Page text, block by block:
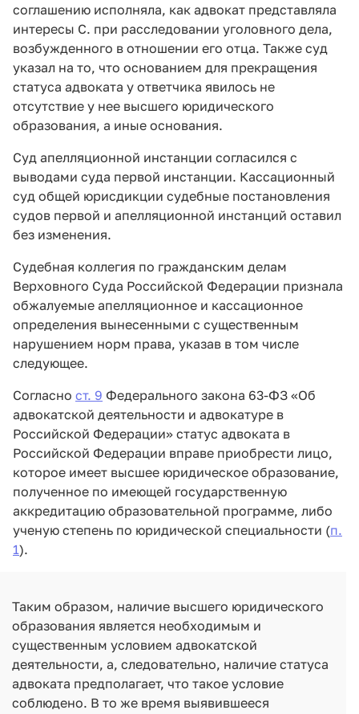
соглашению исполняла, как адвокат представляла
интересы С. при расследовании уголовного дела,
возбужденного в отношении его отца. Также суд
указал на то, что основанием для прекращения
статуса адвоката у ответчика явилось не
отсутствие у нее высшего юридического
образования, а иные основания.
Суд апелляционной инстанции согласился с
выводами суда первой инстанции. Кассационный
суд общей юрисдикции судебные постановления
судов первой и апелляционной инстанций оставил
без изменения.
Судебная коллегия по гражданским делам
Верховного Суда Российской Федерации признала
обжалуемые апелляционное и кассационное
определения вынесенными с существенным
нарушением норм права, указав в том числе
следующее.
Согласно ст. 9 Федерального закона 63-ФЗ «Об
адвокатской деятельности и адвокатуре в
Российской Федерации» статус адвоката в
Российской Федерации вправе приобрести лицо,
которое имеет высшее юридическое образование,
полученное по имеющей государственную
аккредитацию образовательной программе, либо
ученую степень по юридической специальности (п.
1).
Таким образом, наличие высшего юридического
образования является необходимым и
существенным условием адвокатской
деятельности, а, следовательно, наличие статуса
адвоката предполагает, что такое условие
соблюдено. В то же время выявившееся